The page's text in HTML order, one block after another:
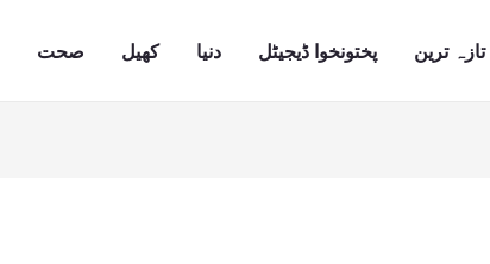
تازہ ترین پختونخوا ڈیجیٹل دنیا کھیل صحت